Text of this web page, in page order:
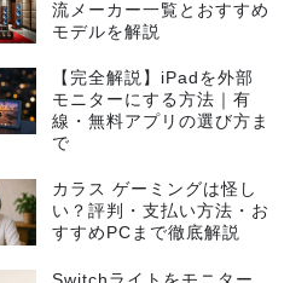
流メーカー一覧とおすすめ
モデルを解説
【完全解説】iPadを外部
モニターにする方法｜有
線・無料アプリの選び方ま
で
カラス ゲーミングは怪し
い？評判・支払い方法・お
すすめPCまで徹底解説